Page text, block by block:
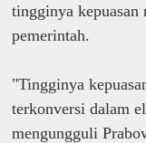
tingginya kepuasan
pemerintah.
"Tingginya
terkonversi dalam
mengungguli